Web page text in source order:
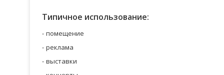
Типичное использование:
помещение
реклама
выставки